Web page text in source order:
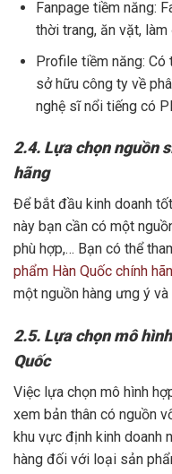
Fanpage tiềm năng:
thời trang, ăn vặt,
Profile tiềm năng: Có
sở hữu công ty về
nghệ sĩ nổi tiếng có
2.4. Lựa chọn nguồn
hãng
Để bắt đầu kinh doanh
này bạn cần có một
phù hợp,… Bạn có thể
phẩm Hàn Quốc chính
một nguồn hàng ưng ý và
2.5. Lựa chọn mô
Quốc
Việc lựa chọn mô hình
xem bản thân có nguồn
khu vực định kinh doanh
hàng đối với loại sản